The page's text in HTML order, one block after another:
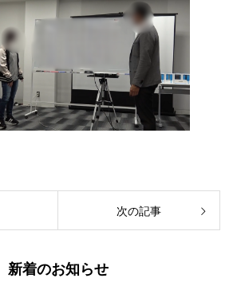
次の記事
新着のお知らせ